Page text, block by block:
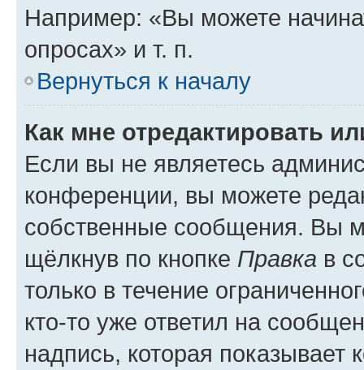
Например: «Вы можете
опросах» и т. п.
Вернуться к началу
Как мне отредактировать
Если вы не являетесь
конференции, вы можете
собственные сообщения. Вы
щёлкнув по кнопке Правка в
только в течение
кто-то уже ответил на
надпись, которая показывает